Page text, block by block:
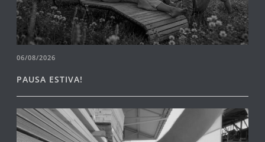
06/08/2026
PAUSA ESTIVA!